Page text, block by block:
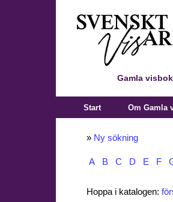
Gamla
Start Om Gamla
» Ny sökning
A B C D E F
Hoppa i katalogen: